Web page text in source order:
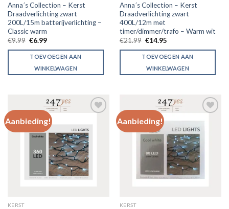
Anna´s Collection – Kerst
Draadverlichting zwart
200L/15m batterijverlichting –
Classic warm
€9.99 €6.99
TOEVOEGEN AAN
WINKELWAGEN
Anna´s Collection – Kerst
Draadverlichting zwart
400L/12m met
timer/dimmer/trafo – Warm wit
€21.99 €14.95
TOEVOEGEN AAN
WINKELWAGEN
Aanbieding!
aan
verlanglijst
KERST
Aanbieding!
Toevoegen
aan
verlanglijst
KERST